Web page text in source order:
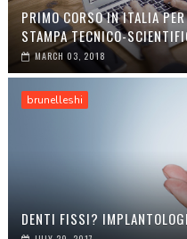
PRIMO CORSO IN ITALIA
STAMPA TECNICO-
MARCH 03, 2018
brunelleshi
DENTI FISSI?